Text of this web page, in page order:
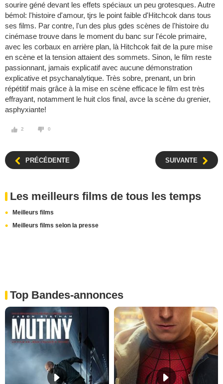
sourire géné devant les effets spéciaux un peu grotesques. Autre
bémol: l'histoire d'amour, tjrs le point faible d'Hitchcok dans tous
ses films. Par contre, l'un des plus gdes scènes de l'histoire du
cinémase trouve dans le moment du banc sur l'école primaire,
avec les corbaux en arrière plan, là Hitchcok fait de la pure mise
en scène et la tension attaient des sommets. Sinon, le film reste
passionnant, jamais explicatif avec aucune démonstration
explicative et psychanalytique. Très sobre, prenant, un brin
répétitif mais grâce à la mise en scène efficace le film est très
effrayant, notamment le huit clos final, avce la scène du grenier,
asphyxiante!
2 0
PRÉCÉDENTE SUIVANTE
Les meilleurs films de tous les temps
Meilleurs films
Meilleurs films selon la presse
Top Bandes-annonces